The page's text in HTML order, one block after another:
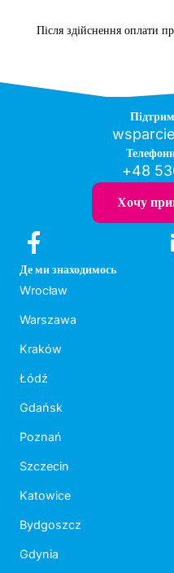
Після здійснення оплати
+48
Хочу
Де ми знаходимось
Wrocław
Warszawa
Kraków
Łódź
Gdańsk
Poznań
Szczecin
Katowice
Bydgoszcz
Gdynia